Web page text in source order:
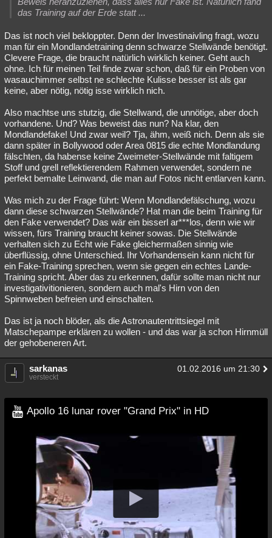
das Training auf der Erde statt ...
Das ist noch viel bekloppter. Denn der Investinaivling fragt, wozu
man für ein Mondlandetraining denn schwarze Stellwände benötigt.
Clevere Frage, die braucht natürlich wirklich keiner. Geht auch
ohne. Ich für meinen Teil finde zwar schon, daß für ein Proben von
wasauchimmer selbst ne schlechte Kulisse besser ist als gar
keine, aber nötig, nötig isse wirklich nich.
Also machtse uns stutzig, die Stellwand, die unnötige, aber doch
vorhandene. Und? Was beweist das nun? Na klar, den
Mondlandefake! Und zwar weil? Tja, ähm, weiß nich. Denn als sie
dann später in Bollywood oder Area 0815 die echte Mondlandung
fälschten, da habense keine Zweimeter-Stellwände mit faltigem
Stoff und grell reflektierendem Rahmen verwendet, sondern ne
perfekt bemalte Leinwand, die man auf Fotos nicht entlarven kann.
Was mich zu der Frage führt: Wenn Mondlandefälschung, wozu
dann diese schwarzen Stellwände? Hat man die beim Training für
den Fake verwendet? Das wär ein bisserl ar***los, denn wie wir
wissen, fürs Training braucht keiner sowas. Die Stellwände
verhalten sich zu Echt wie Fake gleichermaßen sinnig wie
überflüssig, ohne Unterschied. Ihr Vorhandensein kann nicht für
ein Fake-Training sprechen, wenn sie gegen ein echtes Lande-
Training spricht. Aber das zu erkennen, dafür sollte man nicht nur
investigativitionieren, sondern auch mal's Hirn von den
Spinnweben befreien und einschalten.
Das ist ja noch blöder, als die Astronautentrittsiegel mit
Matschepampe erklären zu wollen - und das war ja schon Hirnmüll
der gehobeneren Art.
sarkanas 01.02.2016 um 21:30
versteckt
Apollo 16 lunar rover "Grand Prix" in HD